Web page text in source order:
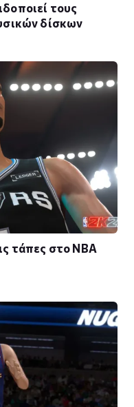
τους
δίσκων
τάπες στο NBA